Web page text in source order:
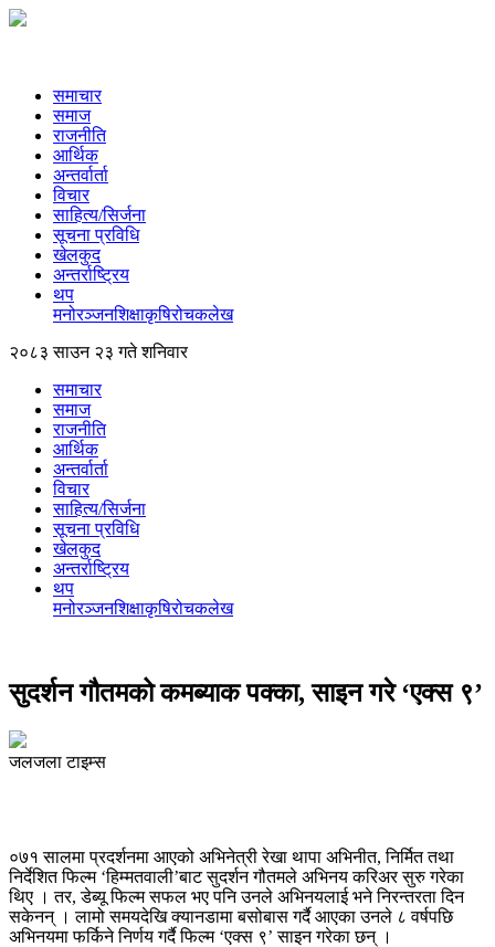
समाचार
समाज
राजनीति
आर्थिक
अन्तर्वार्ता
विचार
साहित्य/सिर्जना
सूचना प्रविधि
खेलकुद
अन्तर्राष्ट्रिय
थप
मनोरञ्‍जनशिक्षाकृषिरोचकलेख
२०८३ साउन २३ गते शनिवार
समाचार
समाज
राजनीति
आर्थिक
अन्तर्वार्ता
विचार
साहित्य/सिर्जना
सूचना प्रविधि
खेलकुद
अन्तर्राष्ट्रिय
थप
मनोरञ्‍जनशिक्षाकृषिरोचकलेख
सुदर्शन गौतमको कमब्याक पक्का, साइन गरे ‘एक्स ९’
जलजला टाइम्स
०७१ सालमा प्रदर्शनमा आएको अभिनेत्री रेखा थापा अभिनीत, निर्मित तथा
निर्देशित फिल्म ‘हिम्मतवाली’बाट सुदर्शन गौतमले अभिनय करिअर सुरु गरेका
थिए । तर, डेब्यू फिल्म सफल भए पनि उनले अभिनयलाई भने निरन्तरता दिन
सकेनन् । लामो समयदेखि क्यानडामा बसोबास गर्दै आएका उनले ८ वर्षपछि
अभिनयमा फर्किने निर्णय गर्दै फिल्म ‘एक्स ९’ साइन गरेका छन् ।